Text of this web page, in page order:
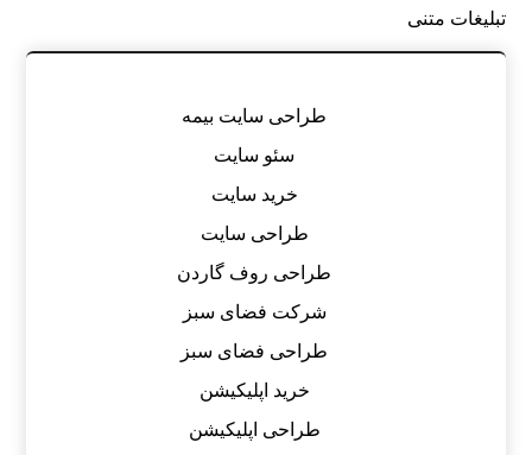
تبلیغات متنی
طراحی سایت بیمه
سئو سایت
خرید سایت
طراحی سایت
طراحی روف گاردن
شرکت فضای سبز
طراحی فضای سبز
خرید اپلیکیشن
طراحی اپلیکیشن